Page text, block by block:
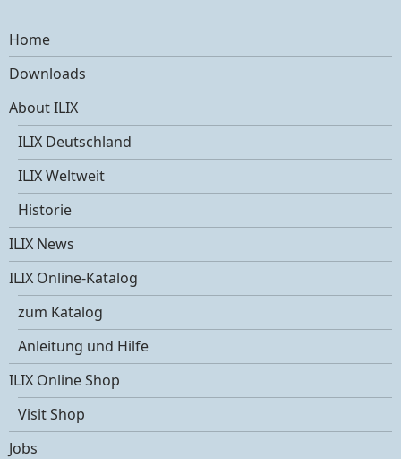
Home
Downloads
About ILIX
ILIX Deutschland
ILIX Weltweit
Historie
ILIX News
ILIX Online-Katalog
zum Katalog
Anleitung und Hilfe
ILIX Online Shop
Visit Shop
Jobs